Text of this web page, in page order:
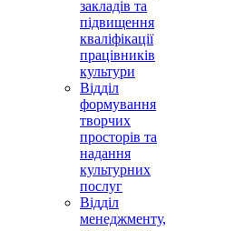
закладів та
підвищення
кваліфікації
працівників
культури
Відділ
формування
творчих
просторів та
надання
культурних
послуг
Відділ
менеджменту,